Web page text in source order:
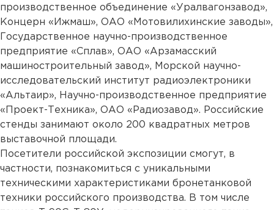
производственное объединение «Уралвагонзавод»,
Концерн «Ижмаш», ОАО «Мотовилихинские заводы»,
Государственное научно-производственное
предприятие «Сплав», ОАО «Арзамасский
машиностроительный завод», Морской научно-
исследовательский институт радиоэлектроники
«Альтаир», Научно-производственное предприятие
«Проект-Техника», ОАО «Радиозавод». Российские
стенды занимают около 200 квадратных метров
выставочной площади.
Посетители российской экспозиции смогут, в
частности, познакомиться с уникальными
техническими характеристиками бронетанковой
техники российского производства. В том числе